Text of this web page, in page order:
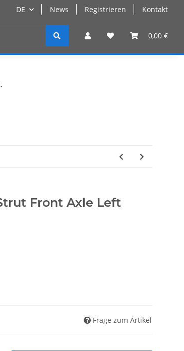
DE News Registrieren Kontakt
0,00 €
Front Axle Left
Frage zum Artikel